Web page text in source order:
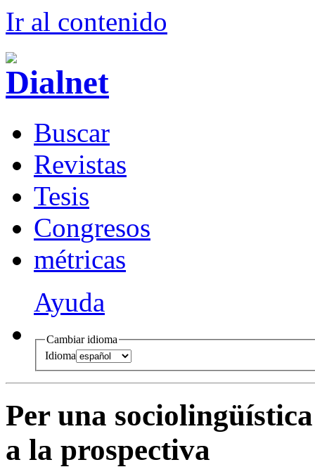
Ir al contenido
Buscar
Revistas
Tesis
Congresos
métricas
Ayuda
Cambiar idioma
Idioma
Per una
a la prospectiva